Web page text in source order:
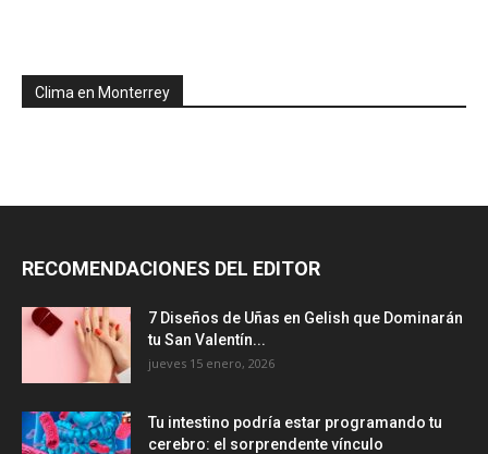
Clima en Monterrey
RECOMENDACIONES DEL EDITOR
7 Diseños de Uñas en Gelish que Dominarán
tu San Valentín...
jueves 15 enero, 2026
Tu intestino podría estar programando tu
cerebro: el sorprendente vínculo